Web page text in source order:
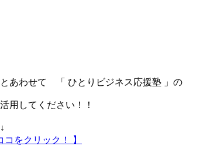
あわせて 「 ひとりビジネス応援塾 」の
用してください！！
をクリック！ 】